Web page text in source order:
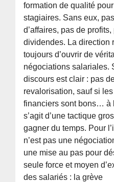
formation de qualité
stagiaires. Sans eux,
d’affaires, pas de
dividendes. La direction
toujours d’ouvrir de
négociations salariales.
discours est clair : pas
revalorisation, sauf si
financiers sont bons… à
s’agit d’une tactique
gagner du temps. Pour
n’est pas une
une mise au pas pour
seule force et moyen
des salariés : la grève